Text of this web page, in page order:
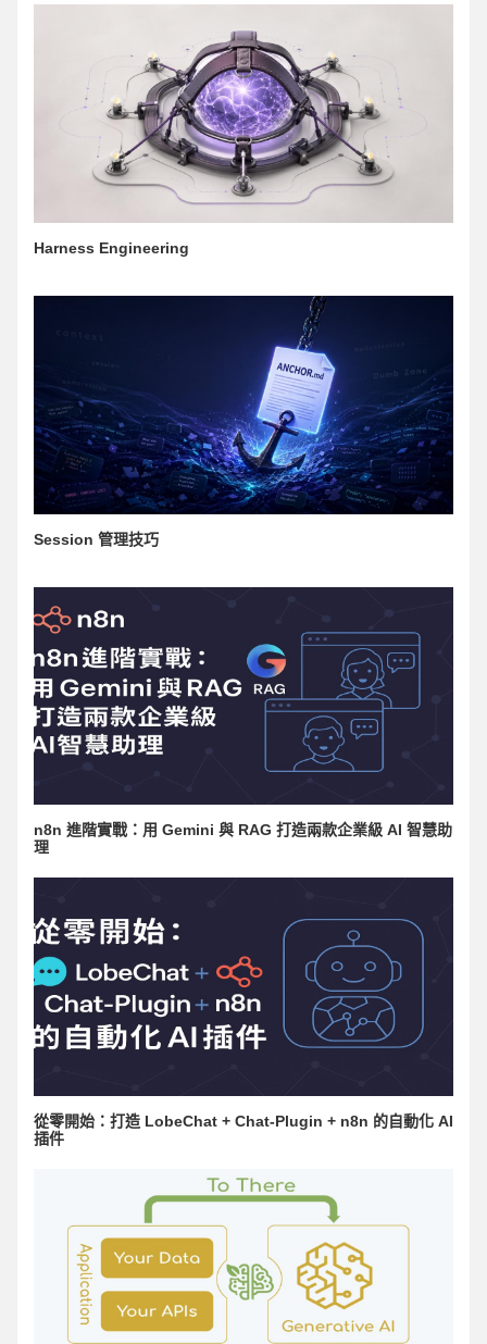
Harness Engineering
Session 管理技巧
n8n 進階實戰：用 Gemini 與 RAG 打造兩款企業級 AI 智慧助
理
從零開始：打造 LobeChat + Chat-Plugin + n8n 的自動化 AI
插件